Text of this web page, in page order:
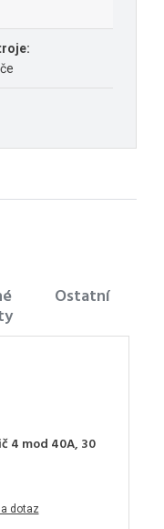
Ostatní
4 mod 40A, 30
dotaz